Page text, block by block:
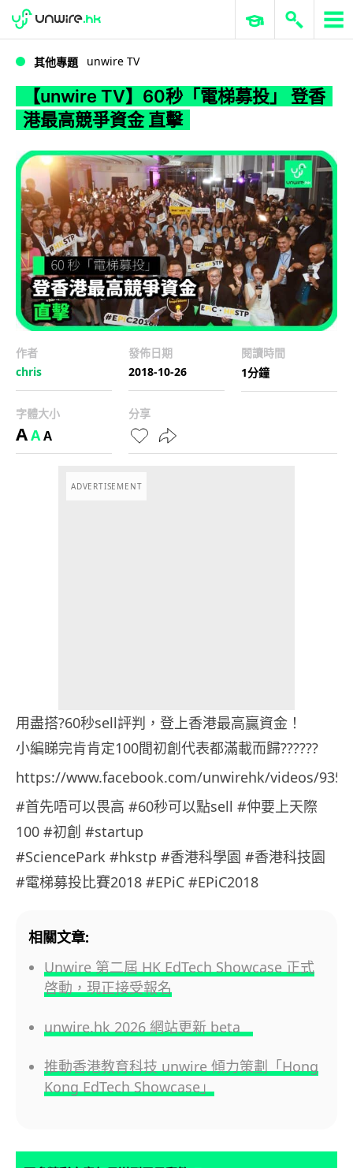
WWDC 2026 ERP 與商業 AI
其他專題 unwire TV
【unwire TV】60秒「電梯募投」 登香
港最高競爭資金 直擊
作者
chris
發佈日期
2018-10-26
閱讀時間
1分鐘
字體大小
AAA
分享
ADVERTISEMENT
用盡搭?60秒sell評判，登上香港最高贏資金！
小編睇完肯肯定100間初創代表都滿載而歸??????
https://www.facebook.com/unwirehk/videos/
#首先唔可以畏高 #60秒可以點sell #仲要上天際
100 #初創 #startup
#SciencePark #hkstp #香港科學園 #香港科技園
#電梯募投比賽2018 #EPiC #EPiC2018
相關文章:
Unwire 第二屆 HK EdTech Showcase 正式
啓動，現正接受報名
unwire.hk 2026 網站更新 beta
推動香港教育科技 unwire 傾力策劃「Hong
Kong EdTech Showcase」